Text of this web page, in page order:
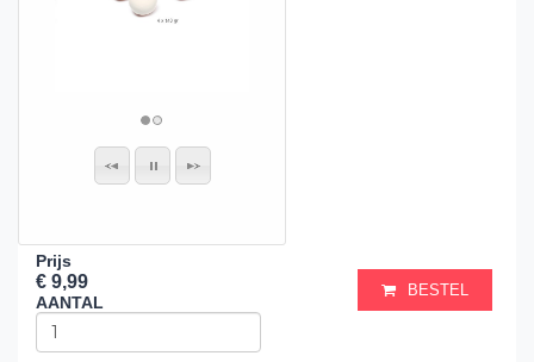
Prijs
€ 9,99
AANTAL
BESTEL